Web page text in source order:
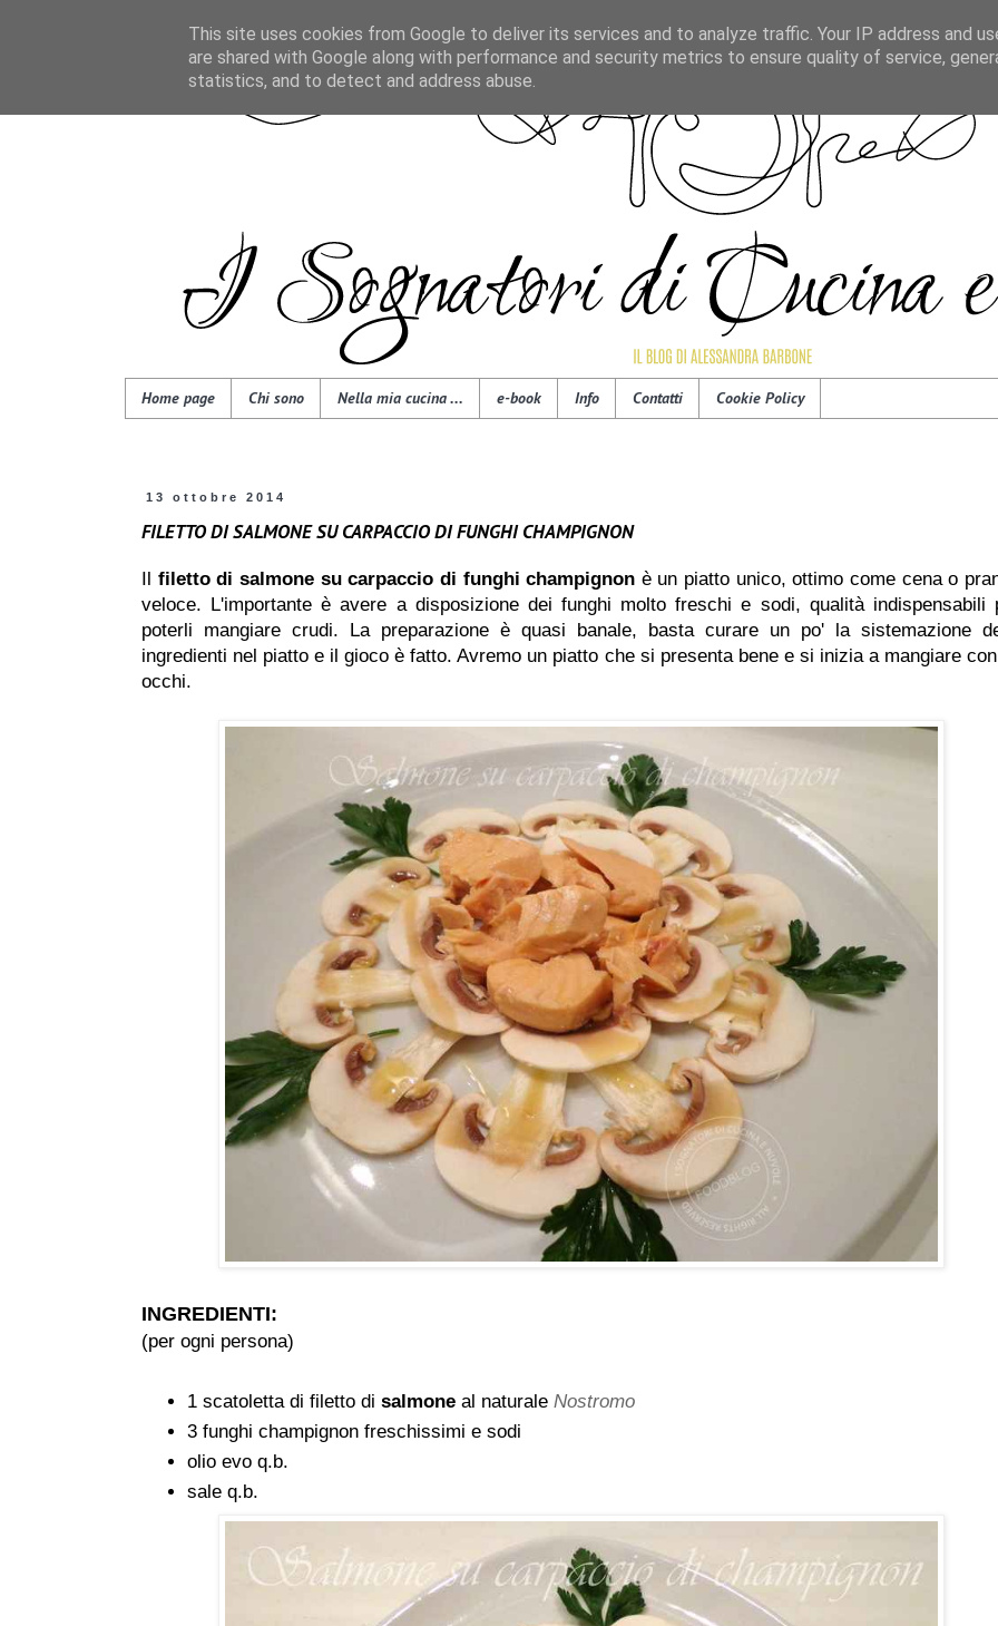
Home page Chi sono Nella mia cucina ... e-book Info Contatti Cookie Policy
13 ottobre 2014
FILETTO DI SALMONE SU CARPACCIO DI FUNGHI CHAMPIGNON
Il filetto di salmone su carpaccio di funghi champignon è un piatto unico, ottimo come cena o
veloce. L'importante è avere a disposizione dei funghi molto freschi e sodi, qualità indispensabili
poterli mangiare crudi. La preparazione è quasi banale, basta curare un po' la sistemazione
ingredienti nel piatto e il gioco è fatto. Avremo un piatto che si presenta bene e si inizia a mangiare
occhi.
INGREDIENTI:
(per ogni persona)
1 scatoletta di filetto di salmone al naturaleNostromo
3 funghi champignon freschissimi e sodi
olio evo q.b.
sale q.b.
This site uses cookies from Google to deliver its services and to analyze traffic. Your IP address and
are shared with Google along with performance and security metrics to ensure quality of service,
statistics, and to detect and address abuse.